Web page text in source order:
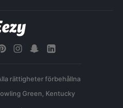
rättigheter förbehållna